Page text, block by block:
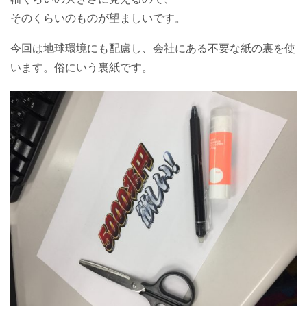
そのくらいのものが望ましいです。
今回は地球環境にも配慮し、会社にある不要な紙の裏を使
います。俗にいう裏紙です。